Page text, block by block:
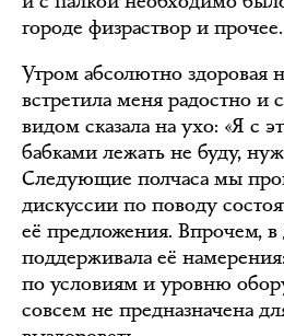
городе физраствор и прочее.
Утром абсолютно здоровая
встретила меня радостно и
видом сказала на ухо: «Я
бабками лежать не буду,
Следующие полчаса мы
дискуссии по поводу
её предложения. Впрочем,
поддерживала её
по условиям и уровню
совсем не предназначена